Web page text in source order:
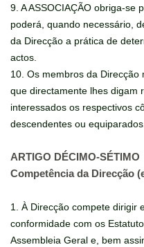
9. A ASSOCIAÇÃO obriga-se
poderá, quando necessário,
da Direcção a prática de
actos.
10. Os membros da
que directamente lhes digam
interessados os respectivos
descendentes ou
ARTIGO DÉCIMO-SÉTIMO
Competência da Direcção
1. À Direcção compete dirigir
conformidade com os
Assembleia Geral e, bem